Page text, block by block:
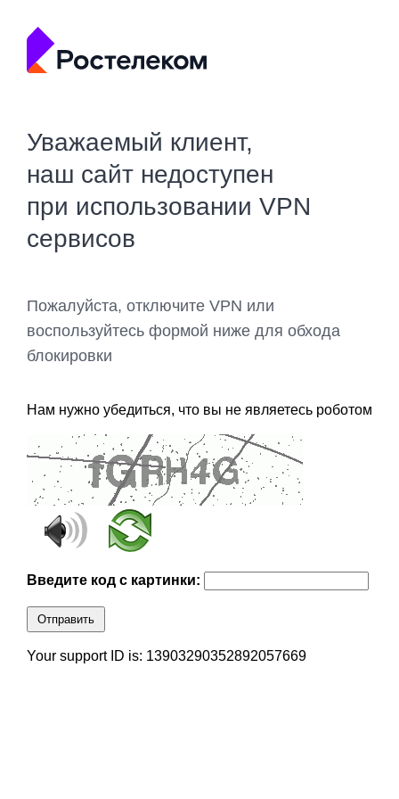
Уважаемый клиент,
наш сайт недоступен
при использовании VPN
сервисов
Пожалуйста, отключите VPN или
воспользуйтесь формой ниже для обхода
блокировки
Нам нужно убедиться, что вы не являетесь роботом
Введите код с картинки:
Отправить
Your support ID is: 13903290352892057669